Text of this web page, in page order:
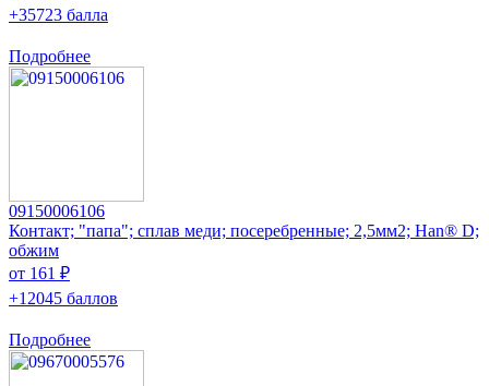
+35723 балла
Подробнее
09150006106
Контакт; "папа"; сплав меди; посеребренные; 2,5мм2; Han® D;
обжим
от 161 ₽
+12045 баллов
Подробнее